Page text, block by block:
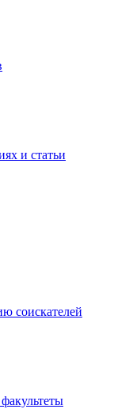
и статьи
соискателей